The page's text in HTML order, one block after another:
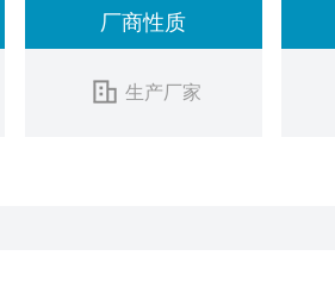
厂商性质
生产厂家